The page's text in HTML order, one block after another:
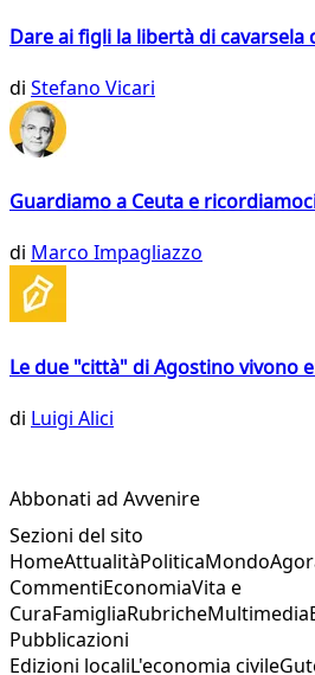
Dare ai figli la libertà di cavarsela
di Stefano Vicari
Guardiamo a Ceuta e
di Marco Impagliazzo
Le due "città" di Agostino vivono
di Luigi Alici
Abbonati ad Avvenire
Sezioni del sito
HomeAttualitàPoliticaMondo
CommentiEconomiaVita e
CuraFamigliaRubricheMultimedia
Pubblicazioni
Edizioni localiL'economia civile